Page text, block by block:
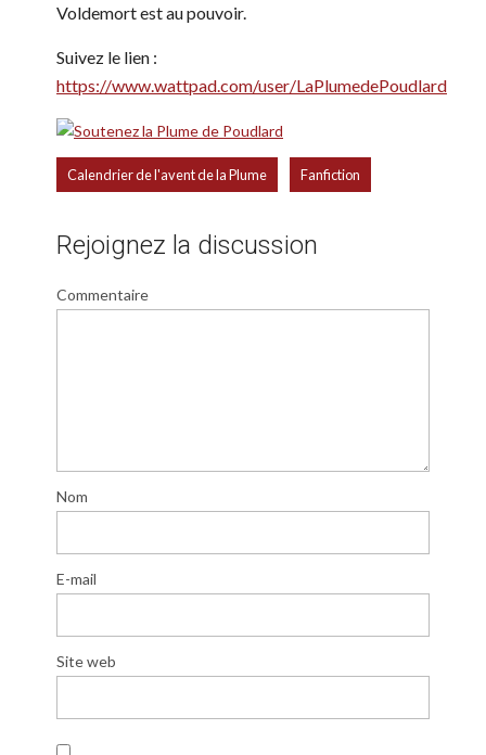
Voldemort est au pouvoir.
Suivez le lien :
https://www.wattpad.com/user/LaPlumedePoudlard
Calendrier de l'avent de la Plume Fanfiction
Rejoignez la discussion
Commentaire
Nom
E-mail
Site web